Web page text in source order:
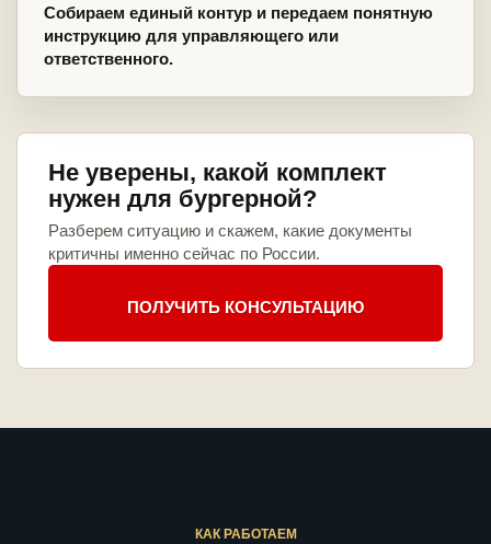
Собираем единый контур и передаем понятную
инструкцию для управляющего или
ответственного.
Не уверены, какой комплект
нужен для бургерной?
Разберем ситуацию и скажем, какие документы
критичны именно сейчас по России.
ПОЛУЧИТЬ КОНСУЛЬТАЦИЮ
КАК РАБОТАЕМ